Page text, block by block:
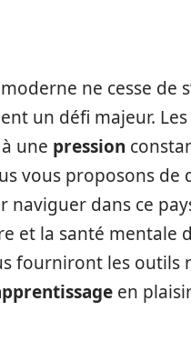
ne cesse de
un défi majeur. Les
une pression
vous proposons
naviguer dans ce
et la santé mentale
fourniront les
en